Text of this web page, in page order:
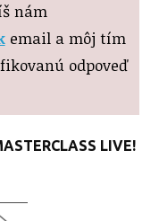
nám
email a môj tím
odpoveď
LIVE!